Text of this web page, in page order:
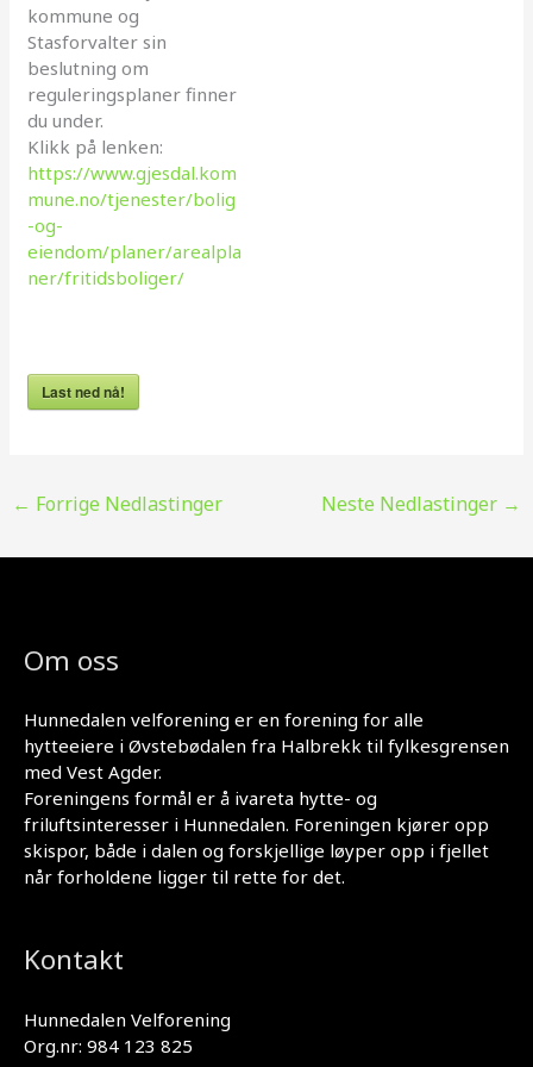
kommune og
Stasforvalter sin
beslutning om
reguleringsplaner finner
du under.
Klikk på lenken:
https://www.gjesdal.kom
mune.no/tjenester/bolig
-og-
eiendom/planer/arealpla
ner/fritidsboliger/
Last ned nå!
← Forrige Nedlastinger Neste Nedlastinger →
Om oss
Hunnedalen velforening er en forening for alle
hytteeiere i Øvstebødalen fra Halbrekk til fylkesgrensen
med Vest Agder.
Foreningens formål er å ivareta hytte- og
friluftsinteresser i Hunnedalen. Foreningen kjører opp
skispor, både i dalen og forskjellige løyper opp i fjellet
når forholdene ligger til rette for det.
Kontakt
Hunnedalen Velforening
Org.nr: 984 123 825